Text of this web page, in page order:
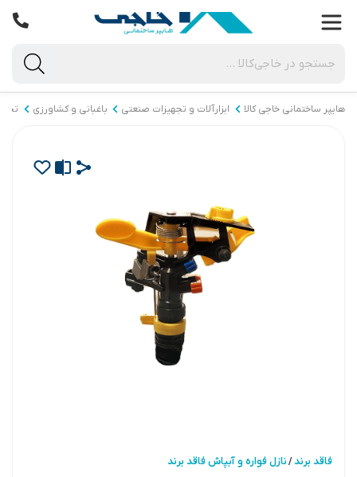
هایپر ساختمانی خاجی‌ کالا ابزارآلات و تجهیزات صنعتی باغبانی و کشاورزی
فاقد برند/نازل فواره و آبپاش فاقد برند